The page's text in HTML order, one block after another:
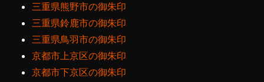
三重県熊野市の御朱印
三重県鈴鹿市の御朱印
三重県鳥羽市の御朱印
京都市上京区の御朱印
京都市下京区の御朱印